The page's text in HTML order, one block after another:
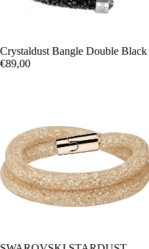
Crystaldust Bangle Double Black
€89,00